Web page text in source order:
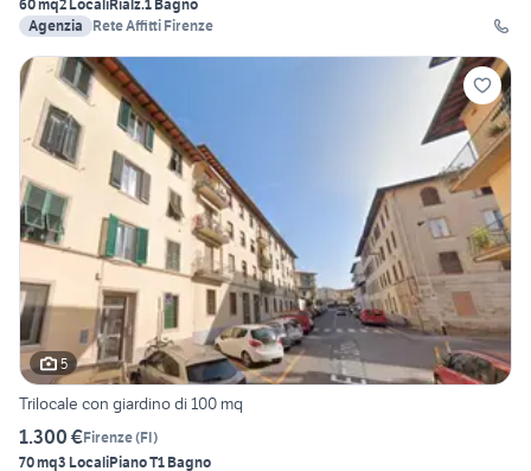
60 mq2 LocaliRialz.1 Bagno
Agenzia
Rete Affitti Firenze
5
Trilocale con giardino di 100 mq
1.300 €Firenze(FI)
70 mq3 LocaliPiano T1 Bagno